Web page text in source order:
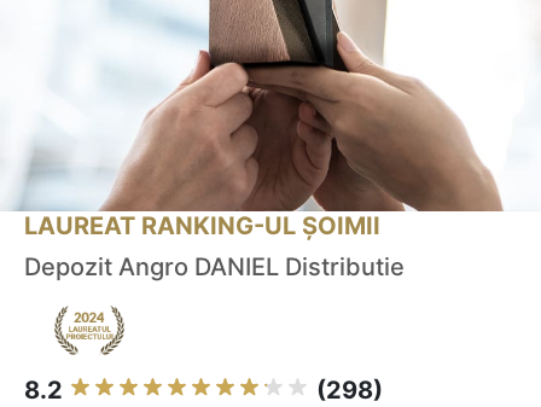
LAUREAT RANKING-UL ȘOIMII
Depozit Angro DANIEL Distributie
8.2 (298)